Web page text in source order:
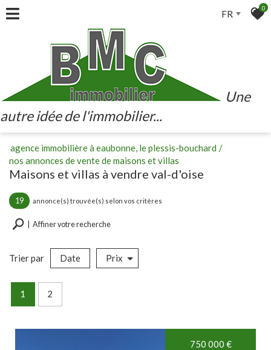
FR
0
Une
autre idée de l'immobilier...
agence immobilière à eaubonne, le plessis-bouchard
nos annonces de vente de maisons et villas
maisons et villas à vendre val-d'oise
19 annonce(s) trouvée(s) selon vos critères
Affiner votre recherche
Vente
Maison
Trier par Date Prix
1 2
750 000 €